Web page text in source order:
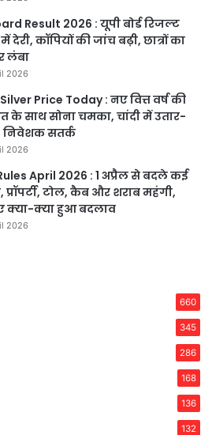
Result 2026 : यूपी बोर्ड रिजल्ट
देरी, कॉपियों की जांच बढ़ी, छात्रों का
लंबा
2026
Price Today : नए वित्त वर्ष की
साथ सोना चमका, चांदी में उतार-
निवेशक सतर्क
2026
April 2026 : 1 अप्रैल से बदले कई
टोल, कैब और शराब महंगी,
क्या-क्या हुआ बदलाव
2026
660
345
286
168
136
132